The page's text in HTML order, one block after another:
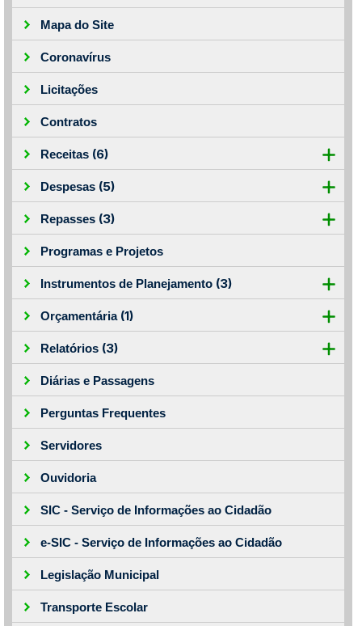
Mapa do Site
Coronavírus
Licitações
Contratos
Receitas (6)
Despesas (5)
Repasses (3)
Programas e Projetos
Instrumentos de Planejamento (3)
Orçamentária (1)
Relatórios (3)
Diárias e Passagens
Perguntas Frequentes
Servidores
Ouvidoria
SIC - Serviço de Informações ao Cidadão
e-SIC - Serviço de Informações ao Cidadão
Legislação Municipal
Transporte Escolar